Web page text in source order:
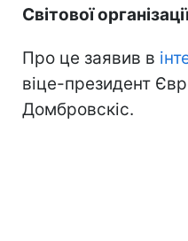
Світової
Про це заявив в
віце-президент
Домбровскіс.